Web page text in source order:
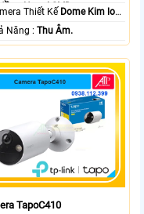
Ngoại SMD.
Thiết Kế Dome Kim loại
️✔️ Khả Năng :Thu Âm.
TapoC410